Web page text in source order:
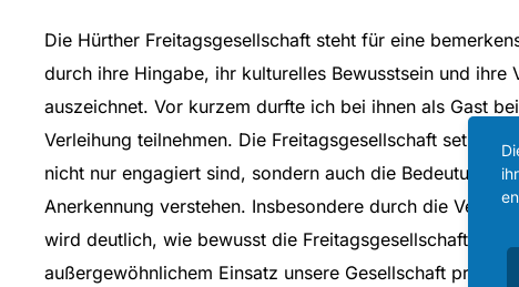
Die Hürther Freitagsgesellschaft steht für eine
durch ihre Hingabe, ihr kulturelles Bewusstsein und ihre
auszeichnet. Vor kurzem durfte ich bei ihnen als Gast
Verleihung teilnehmen. Die Freitagsgesellschaft setzt
nicht nur engagiert sind, sondern auch die Bedeutung
Anerkennung verstehen. Insbesondere durch die
wird deutlich, wie bewusst die Freitagsgesellschaft
außergewöhnlichem Einsatz unsere Gesellschaft prägen.